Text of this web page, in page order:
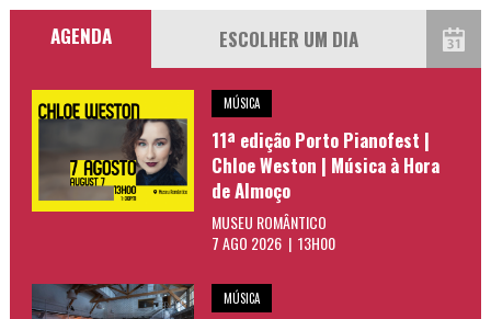
AGENDA
MÚSICA
11ª edição Porto Pianofest |
Chloe Weston | Música à Hora
de Almoço
MUSEU ROMÂNTICO
7 AGO 2026 | 13H00
MÚSICA